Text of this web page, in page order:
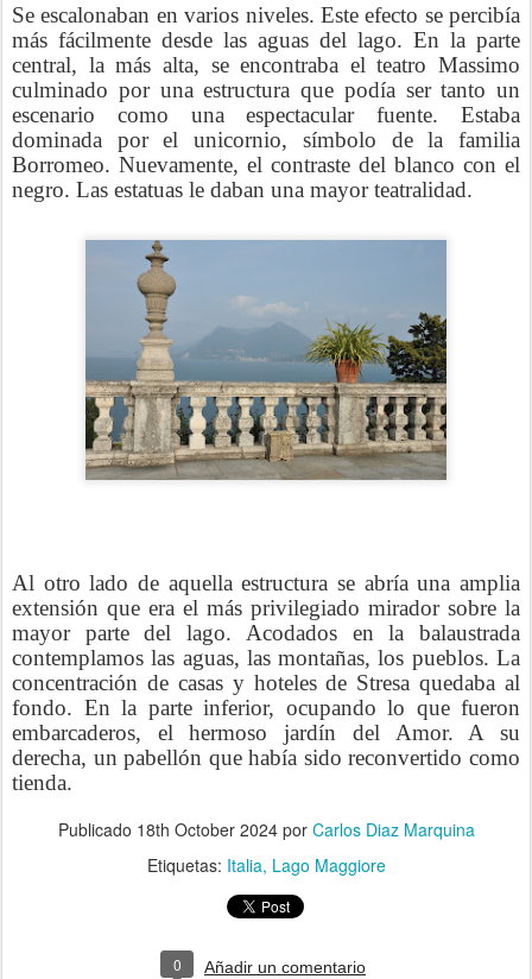
Se escalonaban en varios niveles. Este efecto se percibía
más fácilmente desde las aguas del lago. En la parte
central, la más alta, se encontraba el teatro Massimo
culminado por una estructura que podía ser tanto un
escenario como una espectacular fuente. Estaba
dominada por el unicornio, símbolo de la familia
Borromeo. Nuevamente, el contraste del blanco con el
negro. Las estatuas le daban una mayor teatralidad.
Al otro lado de aquella estructura se abría una amplia
extensión que era el más privilegiado mirador sobre la
mayor parte del lago. Acodados en la balaustrada
contemplamos las aguas, las montañas, los pueblos. La
concentración de casas y hoteles de Stresa quedaba al
fondo. En la parte inferior, ocupando lo que fueron
embarcaderos, el hermoso jardín del Amor. A su
derecha, un pabellón que había sido reconvertido como
tienda.
Publicado 18th October 2024por Carlos Diaz Marquina
Etiquetas: Italia Lago Maggiore
0 Añadir un comentario